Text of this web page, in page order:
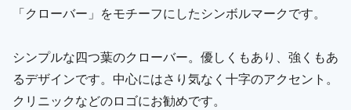
「クローバー」をモチーフにしたシンボルマークです。
シンプルな四つ葉のクローバー。優しくもあり、強くもあ
るデザインです。中心にはさり気なく十字のアクセント。
クリニックなどのロゴにお勧めです。